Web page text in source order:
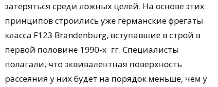
затеряться среди ложных целей. На основе этих
принципов строились уже германские фрегаты
класса F123 Brandenburg, вступавшие в строй в
первой половине 1990-х гг. Специалисты
полагали, что эквивалентная поверхность
рассеяния у них будет на порядок меньше, чем у